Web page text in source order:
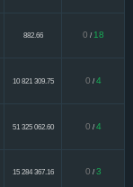
882.66 0 / 18
10 821 309.75 0 / 4
51 325 062.60 0 / 4
15 284 367.16 0 / 3